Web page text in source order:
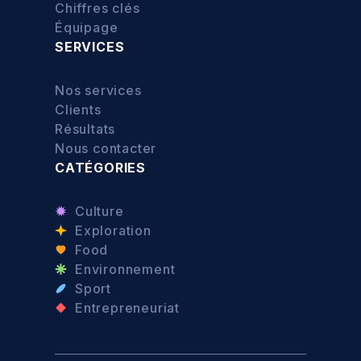
Chiffres clés
Équipage
SERVICES
Nos services
Clients
Résultats
Nous contacter
CATÉGORIES
Culture
Exploration
Food
Environnement
Sport
Entrepreneuriat